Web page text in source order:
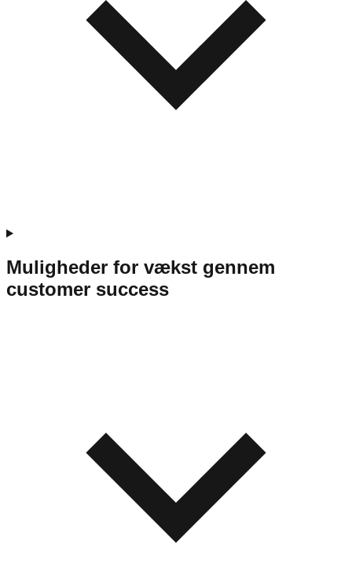
Muligheder for vækst gennem
customer success